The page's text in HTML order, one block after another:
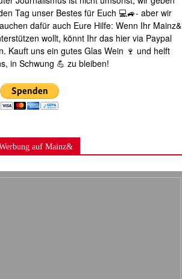
Tag unser Bestes für Euch 💻🚙- aber wir
dafür auch Eure Hilfe: Wenn Ihr Mainz&
wollt, könnt Ihr das hier via Paypal
Kauft uns ein gutes Glas Wein 🍷 und helft
in Schwung 💪 zu bleiben!
auf Mainz&